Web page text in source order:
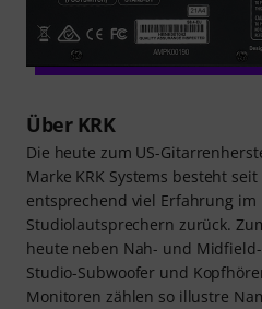
Über KRK
Die heute zum US-
Marke KRK Systems besteht
entsprechend viel Erfahrung im
Studiolautsprechern zurück.
heute neben Nah- und
Studio-Subwoofer und
Monitoren zählen so illustre